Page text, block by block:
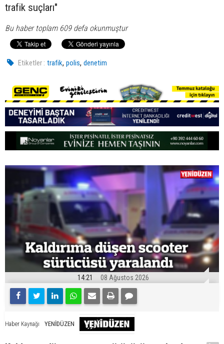
trafik suçları"
Bu haber toplam 609 defa okunmuştur
Etiketler : trafik,polis,denetim
14:21 08 Ağustos 2026
Haber Kaynağı YENİDÜZEN